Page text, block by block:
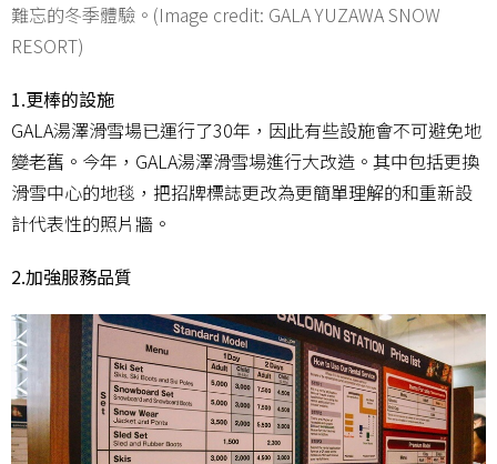
難忘的冬季體驗。(Image credit: GALA YUZAWA SNOW
RESORT)
1.更棒的設施
GALA湯澤滑雪場已運行了30年，因此有些設施會不可避免地
變老舊。今年，GALA湯澤滑雪場進行大改造。其中包括更換
滑雪中心的地毯，把招牌標誌更改為更簡單理解的和重新設
計代表性的照片牆。
2.加強服務品質